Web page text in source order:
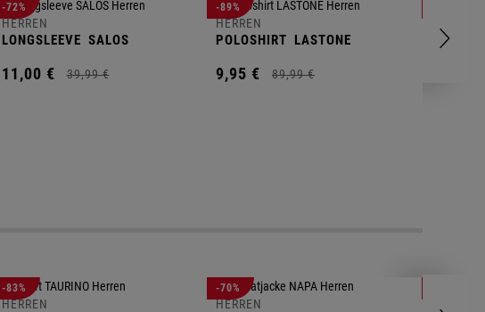
-72%
HERREN
LONGSLEEVE SALOS
11,00 € 39,99 €
-89%
HERREN
POLOSHIRT LASTONE
9,95 € 89,99 €
SHORT
-83%
HERREN
-70%
HERREN